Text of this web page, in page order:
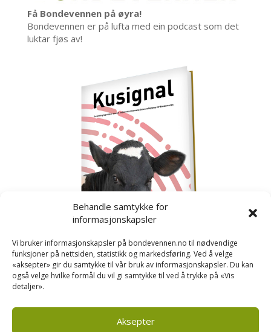
Behandle samtykke for
informasjonskapsler
Vi bruker informasjonskapsler på bondevennen.no til nødvendige
funksjoner på nettsiden, statistikk og markedsføring. Ved å velge
«aksepter» gir du samtykke til vår bruk av informasjonskapsler. Du kan
også velge hvilke formål du vil gi samtykke til ved å trykke på «Vis
detaljer».
Aksepter
Få Bondevennen på øyra!
Bondevennen er på lufta med ein podcast som det
luktar fjøs av!
Kusignal
om kusignal i eit eige hefte.